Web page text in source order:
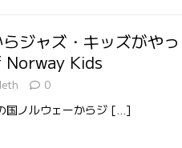
ジャズ・キッズがやっ
Kids
0
国ノルウェーからジ […]